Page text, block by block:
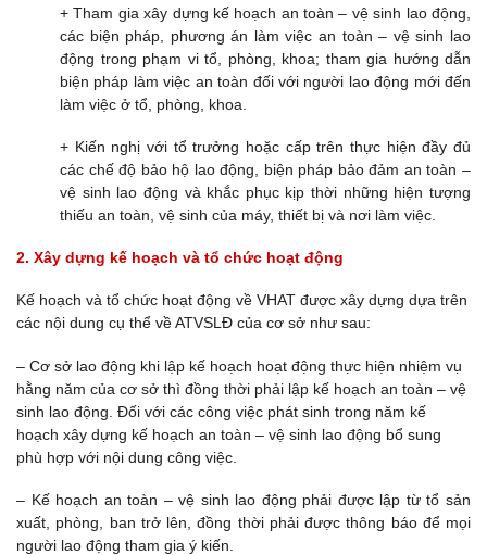
+ Tham gia xây dựng kế hoạch an toàn – vệ sinh lao động,
các biện pháp, phương án làm việc an toàn – vệ sinh lao
động trong phạm vi tổ, phòng, khoa; tham gia hướng dẫn
biện pháp làm việc an toàn đối với người lao động mới đến
làm việc ở tổ, phòng, khoa.
+ Kiến nghị với tổ trưởng hoặc cấp trên thực hiện đầy đủ
các chế độ bảo hộ lao động, biện pháp bảo đảm an toàn –
vệ sinh lao động và khắc phục kịp thời những hiện tượng
thiếu an toàn, vệ sinh của máy, thiết bị và nơi làm việc.
2. Xây dựng kế hoạch và tổ chức hoạt động
Kế hoạch và tổ chức hoạt động về VHAT được xây dựng dựa trên
các nội dung cụ thể về ATVSLĐ của cơ sở như sau:
– Cơ sở lao động khi lập kế hoạch hoạt động thực hiện nhiệm vụ
hằng năm của cơ sở thì đồng thời phải lập kế hoạch an toàn – vệ
sinh lao động. Đối với các công việc phát sinh trong năm kế
hoạch xây dựng kế hoạch an toàn – vệ sinh lao động bổ sung
phù hợp với nội dung công việc.
– Kế hoạch an toàn – vệ sinh lao động phải được lập từ tổ sản
xuất, phòng, ban trở lên, đồng thời phải được thông báo để mọi
người lao động tham gia ý kiến.